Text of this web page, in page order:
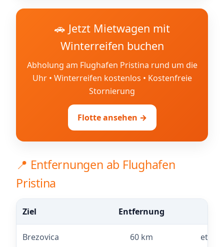
🚗 Jetzt Mietwagen mit
Winterreifen buchen
Abholung am Flughafen Pristina rund um die
Uhr • Winterreifen kostenlos • Kostenfreie
Stornierung
Flotte ansehen →
📍 Entfernungen ab Flughafen
Pristina
Ziel Entfernung
Brezovica 60 km etwa